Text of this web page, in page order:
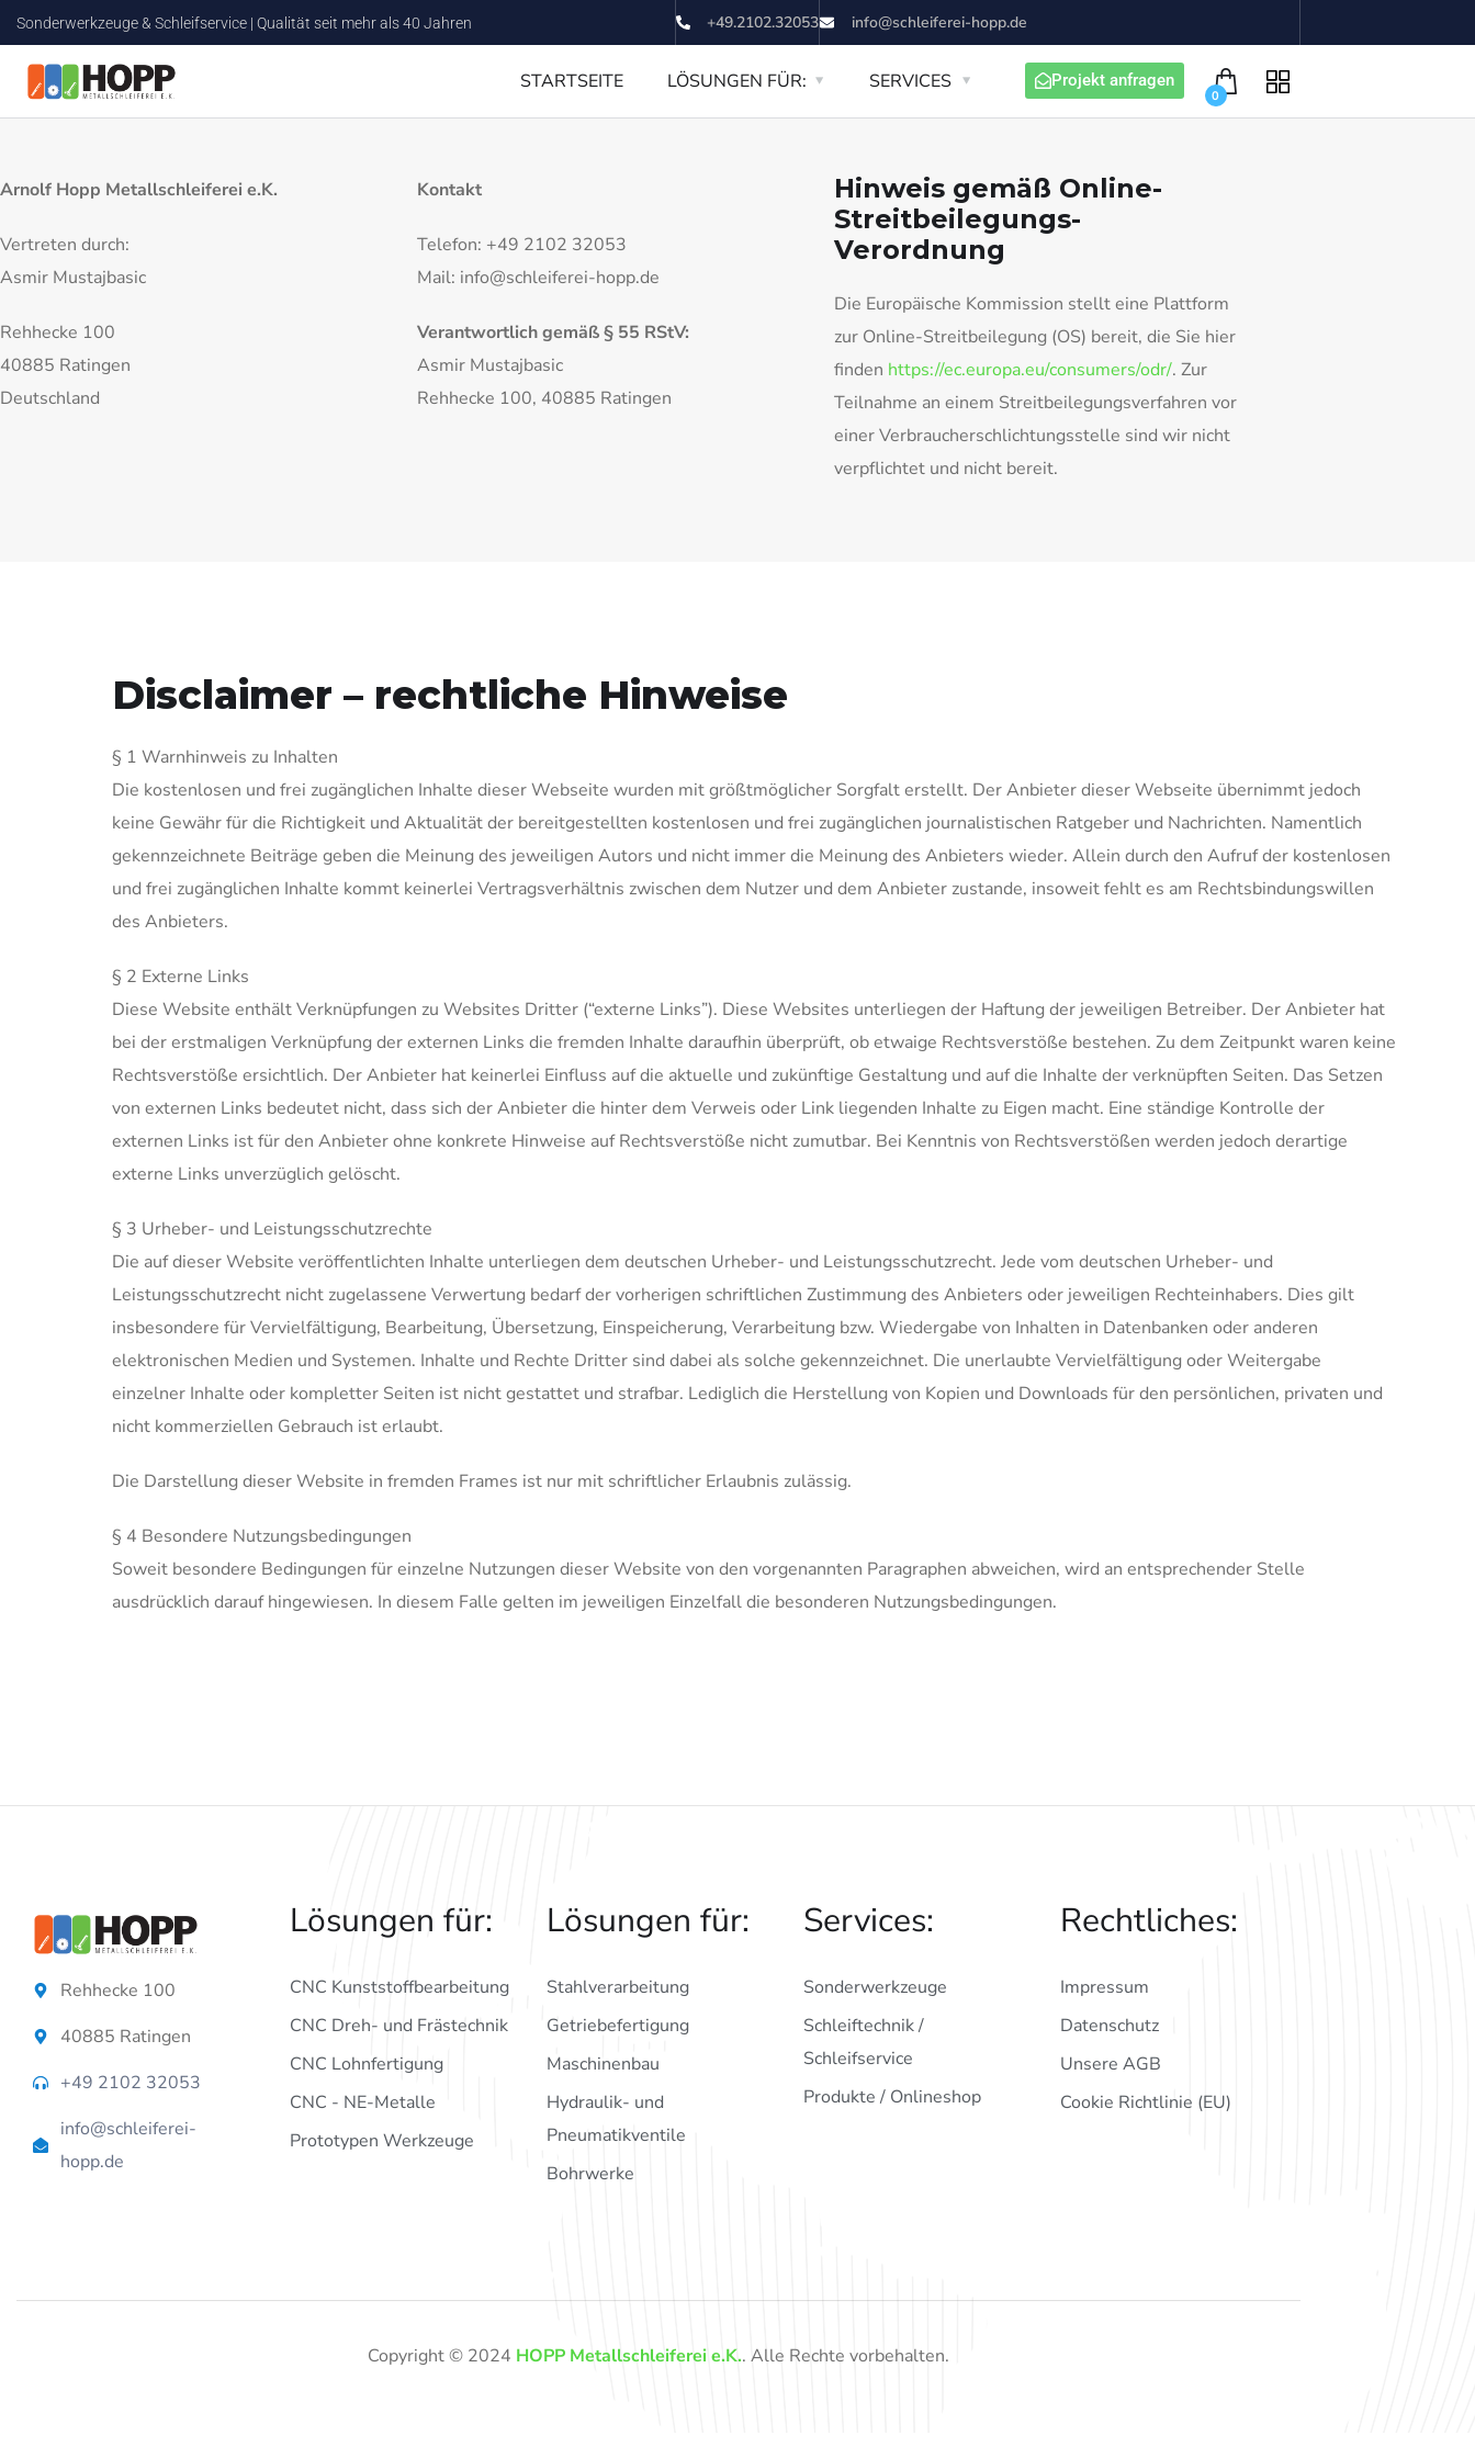
Sonderwerkzeuge & Schleifservice | Qualität seit mehr als 40 Jahren +49.2102.32053 info@schleiferei-hopp.de
STARTSEITE LÖSUNGEN FÜR: SERVICES Projekt anfragen
0
Arnolf Hopp Metallschleiferei e.K.
Vertreten durch:
Asmir Mustajbasic
Rehhecke 100
40885 Ratingen
Deutschland
Kontakt
Telefon: +49 2102 32053
Mail: info@schleiferei-hopp.de
Verantwortlich gemäß § 55 RStV:
Asmir Mustajbasic
Rehhecke 100, 40885 Ratingen
Hinweis gemäß Online-
Streitbeilegungs-
Verordnung
Die Europäische Kommission stellt eine Plattform
zur Online-Streitbeilegung (OS) bereit, die Sie hier
finden https://ec.europa.eu/consumers/odr/. Zur
Teilnahme an einem Streitbeilegungsverfahren vor
einer Verbraucherschlichtungsstelle sind wir nicht
verpflichtet und nicht bereit.
Disclaimer – rechtliche Hinweise
§ 1 Warnhinweis zu Inhalten
Die kostenlosen und frei zugänglichen Inhalte dieser Webseite wurden mit größtmöglicher Sorgfalt erstellt. Der Anbieter dieser Webseite übernimmt jedoch
keine Gewähr für die Richtigkeit und Aktualität der bereitgestellten kostenlosen und frei zugänglichen journalistischen Ratgeber und Nachrichten. Namentlich
gekennzeichnete Beiträge geben die Meinung des jeweiligen Autors und nicht immer die Meinung des Anbieters wieder. Allein durch den Aufruf der kostenlosen
und frei zugänglichen Inhalte kommt keinerlei Vertragsverhältnis zwischen dem Nutzer und dem Anbieter zustande, insoweit fehlt es am Rechtsbindungswillen
des Anbieters.
§ 2 Externe Links
Diese Website enthält Verknüpfungen zu Websites Dritter (“externe Links”). Diese Websites unterliegen der Haftung der jeweiligen Betreiber. Der Anbieter hat
bei der erstmaligen Verknüpfung der externen Links die fremden Inhalte daraufhin überprüft, ob etwaige Rechtsverstöße bestehen. Zu dem Zeitpunkt waren keine
Rechtsverstöße ersichtlich. Der Anbieter hat keinerlei Einfluss auf die aktuelle und zukünftige Gestaltung und auf die Inhalte der verknüpften Seiten. Das Setzen
von externen Links bedeutet nicht, dass sich der Anbieter die hinter dem Verweis oder Link liegenden Inhalte zu Eigen macht. Eine ständige Kontrolle der
externen Links ist für den Anbieter ohne konkrete Hinweise auf Rechtsverstöße nicht zumutbar. Bei Kenntnis von Rechtsverstößen werden jedoch derartige
externe Links unverzüglich gelöscht.
§ 3 Urheber- und Leistungsschutzrechte
Die auf dieser Website veröffentlichten Inhalte unterliegen dem deutschen Urheber- und Leistungsschutzrecht. Jede vom deutschen Urheber- und
Leistungsschutzrecht nicht zugelassene Verwertung bedarf der vorherigen schriftlichen Zustimmung des Anbieters oder jeweiligen Rechteinhabers. Dies gilt
insbesondere für Vervielfältigung, Bearbeitung, Übersetzung, Einspeicherung, Verarbeitung bzw. Wiedergabe von Inhalten in Datenbanken oder anderen
elektronischen Medien und Systemen. Inhalte und Rechte Dritter sind dabei als solche gekennzeichnet. Die unerlaubte Vervielfältigung oder Weitergabe
einzelner Inhalte oder kompletter Seiten ist nicht gestattet und strafbar. Lediglich die Herstellung von Kopien und Downloads für den persönlichen, privaten und
nicht kommerziellen Gebrauch ist erlaubt.
Die Darstellung dieser Website in fremden Frames ist nur mit schriftlicher Erlaubnis zulässig.
§ 4 Besondere Nutzungsbedingungen
Soweit besondere Bedingungen für einzelne Nutzungen dieser Website von den vorgenannten Paragraphen abweichen, wird an entsprechender Stelle
ausdrücklich darauf hingewiesen. In diesem Falle gelten im jeweiligen Einzelfall die besonderen Nutzungsbedingungen.
Rehhecke 100
40885 Ratingen
+49 2102 32053
info@schleiferei-
hopp.de
Lösungen für:
CNC Kunststoffbearbeitung
CNC Dreh- und Frästechnik
CNC Lohnfertigung
CNC - NE-Metalle
Prototypen Werkzeuge
Lösungen für:
Stahlverarbeitung
Getriebefertigung
Maschinenbau
Hydraulik- und
Pneumatikventile
Bohrwerke
Services:
Sonderwerkzeuge
Schleiftechnik /
Schleifservice
Produkte / Onlineshop
Rechtliches:
Impressum
Datenschutz
Unsere AGB
Cookie Richtlinie (EU)
Copyright © 2024 HOPP Metallschleiferei e.K.. Alle Rechte vorbehalten.